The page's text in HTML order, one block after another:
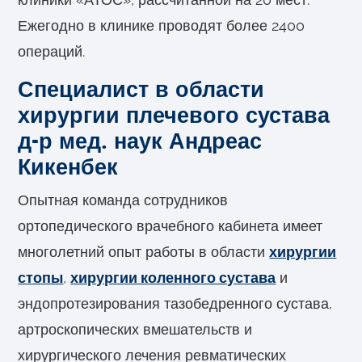
Ежегодно в клинике проводят более 2400
операций.
Специалист в области
хирургии плечевого сустава
д-р мед. наук Андреас
Кикенбек
Опытная команда сотрудников
ортопедического врачебного кабинета имеет
многолетний опыт работы в областихирургии
стопы,хирургии коленного сустава и
эндопротезирования тазобедренного сустава,
артроскопических вмешательств и
хирургического лечения ревматических